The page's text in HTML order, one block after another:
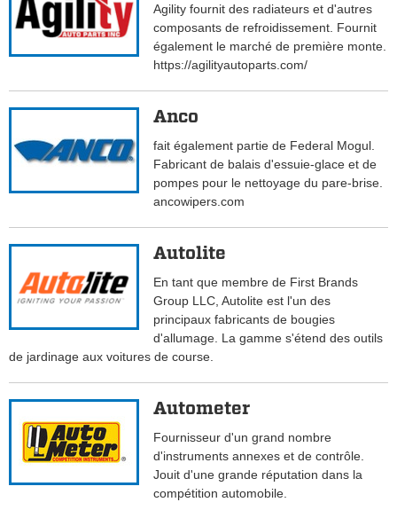
Agility fournit des radiateurs et d'autres
composants de refroidissement. Fournit
également le marché de première monte.
https://agilityautoparts.com/
Anco
fait également partie de Federal Mogul.
Fabricant de balais d'essuie-glace et de
pompes pour le nettoyage du pare-brise.
ancowipers.com
Autolite
En tant que membre de First Brands
Group LLC, Autolite est l'un des
principaux fabricants de bougies
d'allumage. La gamme s'étend des outils
de jardinage aux voitures de course.
Autometer
Fournisseur d'un grand nombre
d'instruments annexes et de contrôle.
Jouit d'une grande réputation dans la
compétition automobile.